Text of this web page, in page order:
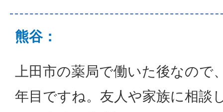
熊谷：
上田市の薬局で働いた後なので
年目ですね。友人や家族に相談